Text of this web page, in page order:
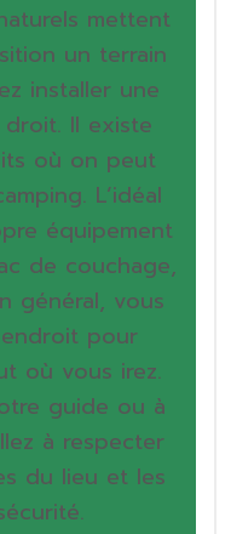
mettent
un terrain
installer une
Il existe
où on peut
L’idéal
équipement
de couchage,
général, vous
pour
où vous irez.
guide ou à
à respecter
du lieu et les